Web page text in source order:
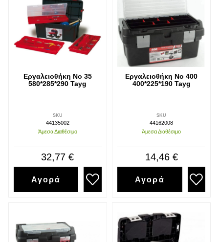
Εργαλειοθήκη Νο 35
580*285*290 Tayg
SKU
44135002
Άμεσα Διαθέσιμο
32,77 €
Αγορά
Εργαλειοθήκη Νο 400
400*225*190 Tayg
SKU
44162008
Άμεσα Διαθέσιμο
14,46 €
Αγορά